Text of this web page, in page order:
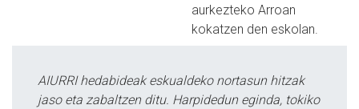
aurkezteko Arroan
kokatzen den eskolan.
AIURRI hedabideak eskualdeko nortasun hitzak
jaso eta zabaltzen ditu. Harpidedun eginda, tokiko